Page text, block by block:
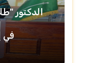
الدكتور
في إدارة المستشفيات